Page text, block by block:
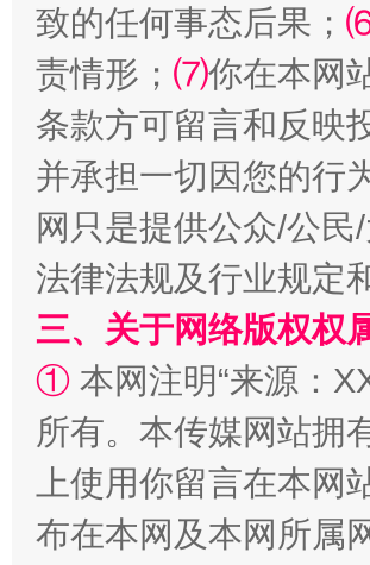
阿坝州三大球赛在茂县开幕
国家大学科技园优化重塑工作
致的任何事态后果；
责情形； ⑺你在本网
条款方可留言和反映
并承担一切因您的行
网只是提供公众/公
法律法规及行业规定
三、关于网络版权权
① 本网注明“来源：
所有。本传媒网站拥
上使用你留言在本
布在本网及本网所属